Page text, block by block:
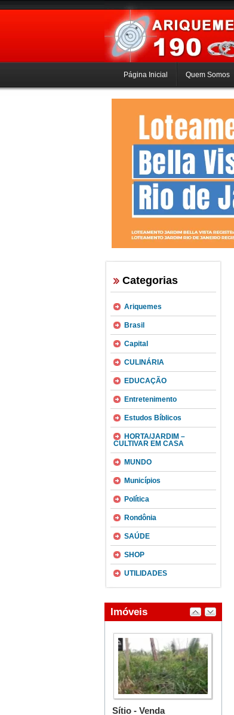
Página Inicial Quem Somos
Categorias
Ariquemes
Brasil
Capital
CULINÁRIA
EDUCAÇÃO
Entretenimento
Estudos Bíblicos
HORTA/JARDIM –
CULTIVAR EM CASA
MUNDO
Municípios
Política
Rondônia
SAÚDE
SHOP
UTILIDADES